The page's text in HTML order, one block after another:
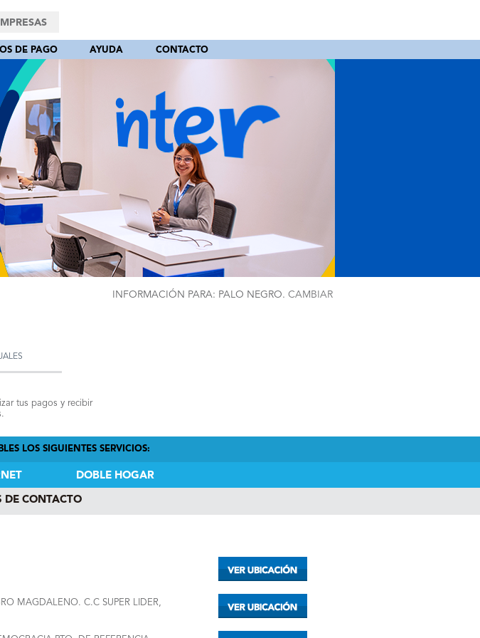
DE PAGO AYUDA CONTACTO
INFORMACIÓN PARA: PALO NEGRO. CAMBIAR
tus pagos y recibir
LOS SIGUIENTES SERVICIOS:
DOBLE HOGAR
DE CONTACTO
MAGDALENO. C.C SUPER LIDER,